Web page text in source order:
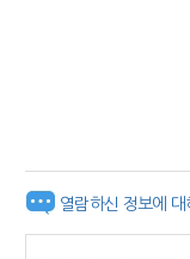
열람하신 정보에